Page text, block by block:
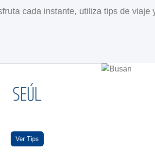
cada instante, utiliza tips de viaje
SEÚL
Ver Tips